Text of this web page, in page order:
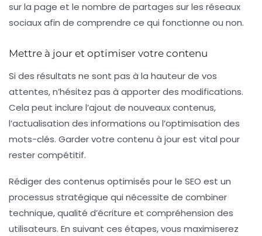
sur la page et le nombre de partages sur les réseaux
sociaux afin de comprendre ce qui fonctionne ou non.
Mettre à jour et optimiser votre contenu
Si des résultats ne sont pas à la hauteur de vos
attentes, n’hésitez pas à apporter des modifications.
Cela peut inclure l’ajout de nouveaux contenus,
l’actualisation des informations ou l’optimisation des
mots-clés. Garder votre contenu à jour est vital pour
rester compétitif.
Rédiger des contenus optimisés pour le SEO est un
processus stratégique qui nécessite de combiner
technique, qualité d’écriture et compréhension des
utilisateurs. En suivant ces étapes, vous maximiserez